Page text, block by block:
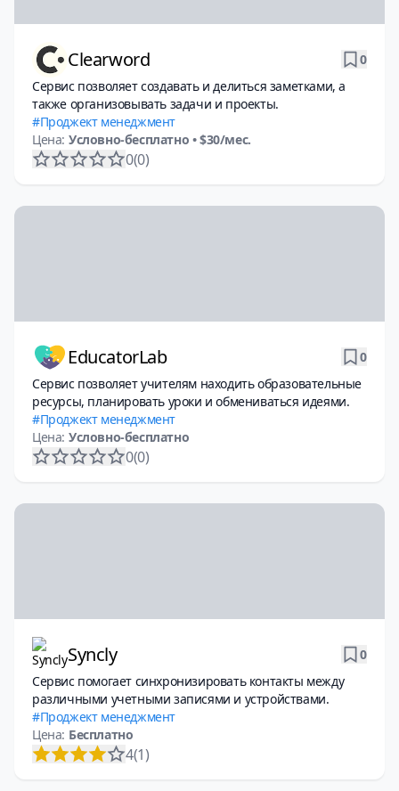
Clearword
0
Сервис позволяет создавать и делиться заметками, а
также организовывать задачи и проекты.
Проджект менеджмент
Цена: Условно-бесплатно • $30/мес.
0(0)
EducatorLab
0
Сервис позволяет учителям находить образовательные
ресурсы, планировать уроки и обмениваться идеями.
Проджект менеджмент
Цена: Условно-бесплатно
0(0)
Syncly
0
Сервис помогает синхронизировать контакты между
различными учетными записями и устройствами.
Проджект менеджмент
Цена: Бесплатно
4(1)